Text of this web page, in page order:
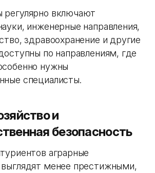
включают
инженерные направления,
здравоохранение и другие
по направлениям, где
нужны
специалисты.
и
безопасность
аграрные
выглядят менее престижными,